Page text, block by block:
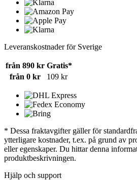
Leveranskostnader för Sverige
från 890 kr Gratis*
från 0 kr
109 kr
* Dessa fraktavgifter gäller för
ytterligare kostnader, t.ex. på grund av
eller egenskaper. Du hittar denna
produktbeskrivningen.
Hjälp och support